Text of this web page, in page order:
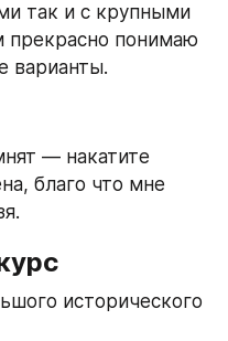
так и с крупными
понимаю
варианты.
— накатите
благо что мне
исторического